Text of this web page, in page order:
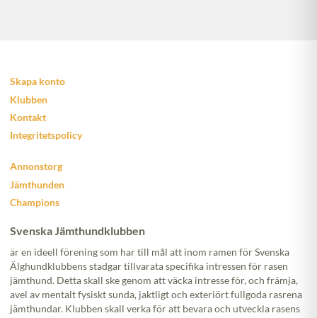
Skapa konto
Klubben
Kontakt
Integritetspolicy
Annonstorg
Jämthunden
Champions
Svenska Jämthundklubben
är en ideell förening som har till mål att inom ramen för Svenska
Älghundklubbens stadgar tillvarata specifika intressen för rasen
jämthund. Detta skall ske genom att väcka intresse för, och främja,
avel av mentalt fysiskt sunda, jaktligt och exteriört fullgoda rasrena
jämthundar. Klubben skall verka för att bevara och utveckla rasens